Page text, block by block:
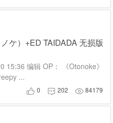
ケ）+ED TAIDADA 无损版
15:36 编辑 OP： 《Otonoke》
...
 0  202 84179